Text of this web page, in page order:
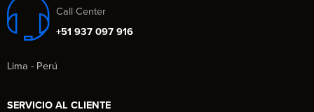
Call Center
+51 937 097 916
Lima - Perú
SERVICIO AL CLIENTE